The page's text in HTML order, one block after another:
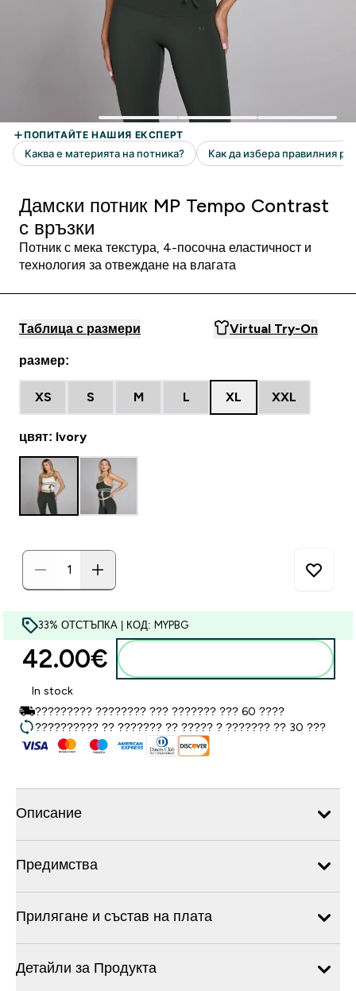
Дамски потник MP Tempo Contrast
с връзки
Потник с мека текстура, 4-посочна еластичност и
технология за отвеждане на влагата
Таблица с размери Virtual Try-On
размер:
XS S M L XL XXL
цвят: Ivory
33% ОТСТЪПКА | КОД: MYPBG
42.00€‎
In stock
????????? ???????? ??? ??????? ??? 60 ????
?????????? ?? ??????? ?? ????? ? ??????? ?? 30 ???
Описание
Предимства
Прилягане и състав на плата
Детайли за Продукта